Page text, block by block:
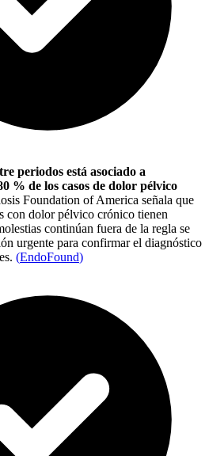
periodos está asociado a
% de los casos de dolor pélvico
Foundation of America señala que
con dolor pélvico crónico tienen
continúan fuera de la regla se
urgente para confirmar el diagnóstico
(EndoFound)